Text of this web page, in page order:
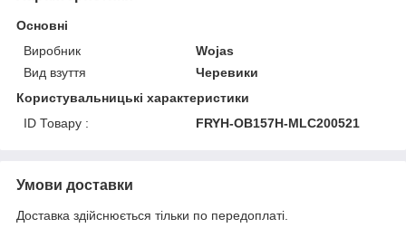
Основні
Виробник
Wojas
Вид взуття
Черевики
Користувальницькі характеристики
ID Товару :
FRYH-OB157H-MLC200521
Умови доставки
Доставка здійснюється тільки по передоплаті.